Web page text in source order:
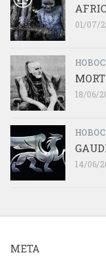
01/07/
18/06/
14/06/
МЕТА